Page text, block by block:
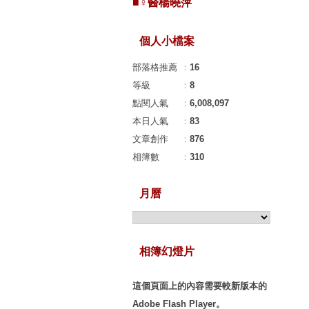
■♀醫楊曉萍
個人小檔案
部落格推薦 ： 16
等級
： 8
點閱人氣
： 6,008,097
本日人氣
： 83
文章創作
： 876
相簿數
： 310
月曆
相簿幻燈片
這個頁面上的內容需要較新版本的
Adobe Flash Player。